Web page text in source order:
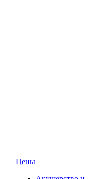
Цены